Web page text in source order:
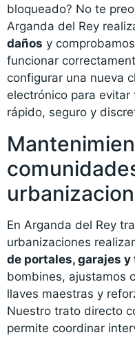
bloqueado? No te
Arganda del Rey
daños y
funcionar
configurar una nueva
electrónico para
rápido, seguro y
En Arganda del Rey
urbanizaciones
de portales, garajes
bombines, ajustamos
llaves maestras y
Nuestro trato directo
permite coordinar